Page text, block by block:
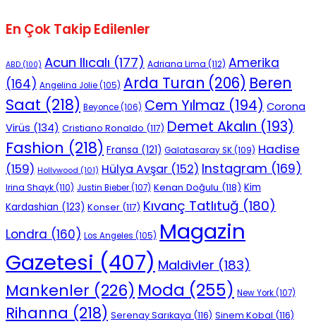
En Çok Takip Edilenler
ABD (100) Acun Ilıcalı (177) Adriana Lima (112) Amerika
(164) Angelina Jolie(105) Arda Turan (206) Beren
Saat (218) Beyonce(106) Cem Yılmaz (194) Corona
Virüs (134) Cristiano Ronaldo (117) Demet Akalın (193)
Fashion (218) Fransa (121) Galatasaray SK(109) Hadise
(159) Hollywood (101) Hülya Avşar (152) Instagram (169)
Irina Shayk(110) Justin Bieber(107) Kenan Doğulu (118) Kim
Kardashian (123) Konser (117) Kıvanç Tatlıtuğ (180)
Londra (160) Los Angeles (105) Magazin
Gazetesi (407) Maldivler (183)
Mankenler (226) Moda (255) New York(107)
Rihanna (218) Serenay Sarıkaya (116) Sinem Kobal (116)